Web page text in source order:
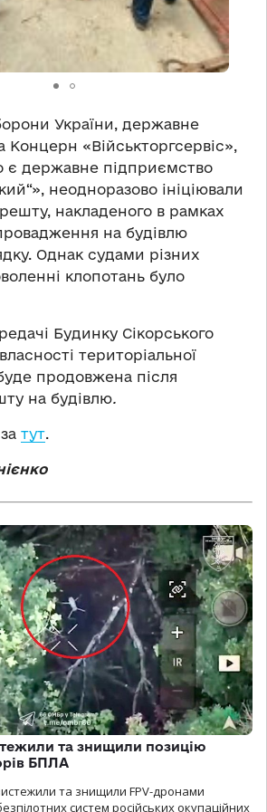
України, державне
Концерн «Військторгсервіс»,
є державне підприємство
неодноразово ініціювали
накладеного в рамках
на будівлю
Однак судами різних
клопотань було
Будинку Сікорського
територіальної
продовжена після
на будівлю.
тут.
та знищили позицію
БПЛА
та знищили FPV-дронами
систем російських окупаційних